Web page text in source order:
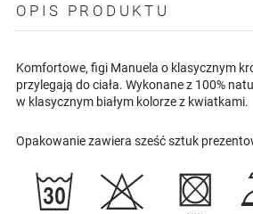
OPIS PRODUKTU
Komfortowe, figi Manuela o klasycznym
przylegają do ciała. Wykonane z 100%
w klasycznym białym kolorze z kwiatkami.
Opakowanie zawiera sześć sztuk